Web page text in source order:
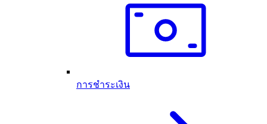
การชำระเงิน